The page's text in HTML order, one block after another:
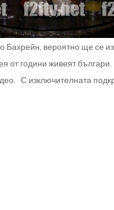
Бахрейн, вероятно ще се
от години живеят българи.
С изключителната